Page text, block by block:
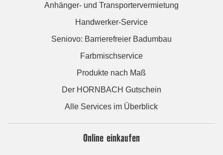
Anhänger- und Transportervermietung
Handwerker-Service
Seniovo: Barrierefreier Badumbau
Farbmischservice
Produkte nach Maß
Der HORNBACH Gutschein
Alle Services im Überblick
Online einkaufen